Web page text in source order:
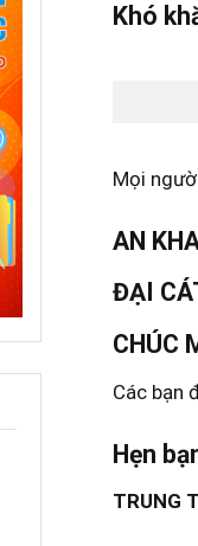
Khó
Mọi
AN
ĐẠI
CHÚC
Các bạn
Hẹn
TRUNG